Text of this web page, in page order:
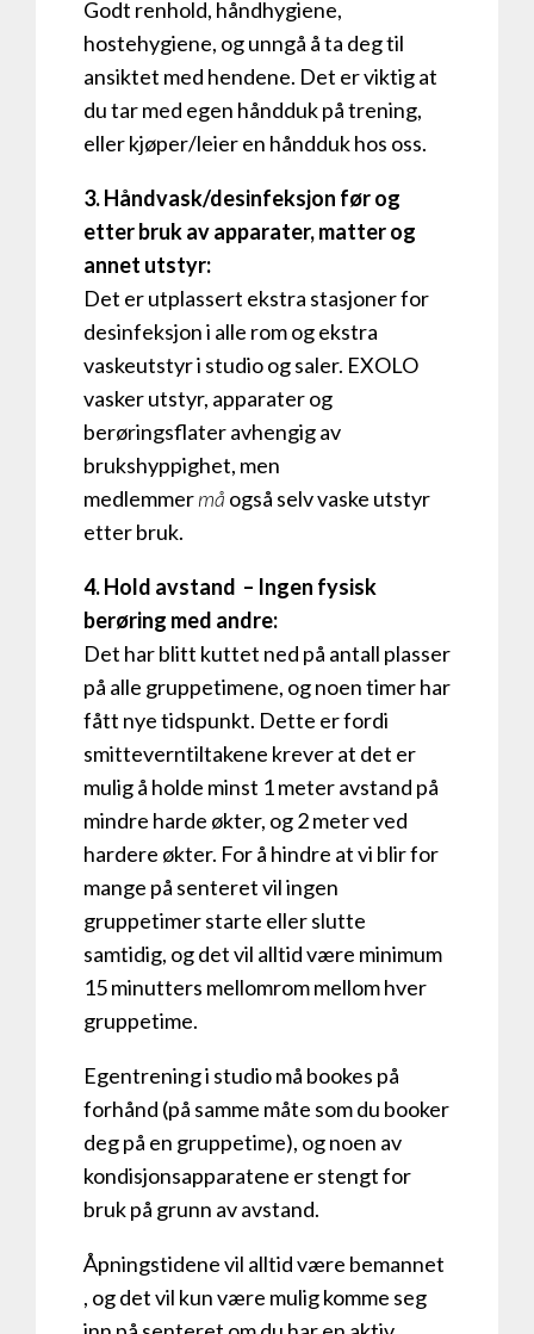
Godt renhold, håndhygiene,
hostehygiene, og unngå å ta deg til
ansiktet med hendene. ​Det er viktig at
du tar med egen håndduk på trening,
eller kjøper/leier en håndduk hos oss.
3. Håndvask/desinfeksjon før og
etter bruk av apparater, matter og
annet utstyr:
Det er utplassert ekstra stasjoner for
desinfeksjon i alle rom og ekstra
vaskeutstyr i studio og saler. EXOLO
vasker utstyr, apparater og
berøringsflater avhengig av
brukshyppighet, men
medlemmermå også selv vaske utstyr
etter bruk.
4. Hold avstand – Ingen fysisk
berøring med andre:
Det har blitt kuttet ned på antall plasser
på alle gruppetimene​, og noen timer har
fått nye tidspunkt. Dette er fordi ​
smitteverntiltakene krever at det er
mulig å holde minst 1 meter avstand på
mindre harde økter​, og 2 meter ved
hardere økter. For å hindre at vi blir for
mange på senteret vil ingen
gruppetimer starte eller slutte
samtidig, og det vil alltid være minimum
15 minutters mellomrom ​mellom hver
gruppetime.
Egentrening i studio må bookes på
forhånd ​(på samme måte som du booker
deg på en gruppetime), og noen av
kondisjonsapparatene er stengt for
bruk på grunn av avstand.
Åpningstidene vil alltid være bemannet​
, og det vil kun være mulig komme seg